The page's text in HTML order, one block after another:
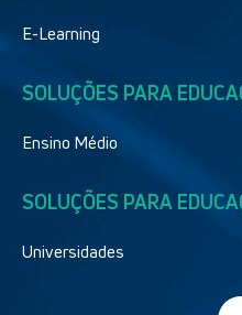
E-Learning
SOLUÇÕES PARA
Ensino Médio
SOLUÇÕES PARA
Universidades